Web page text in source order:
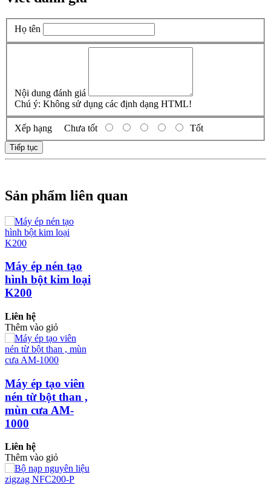
Họ tên
Nội dung đánh giá
Chú ý: Không sử dụng các định dạng HTML!
Xếp hạng Chưa tốt Tốt
Tiếp tục
Sản phẩm liên quan
Máy ép nén tạo
hình bột kim loại
K200
Liên hệ
Thêm vào giỏ
Máy ép tạo viên
nén từ bột than ,
mùn cưa AM-
1000
Liên hệ
Thêm vào giỏ